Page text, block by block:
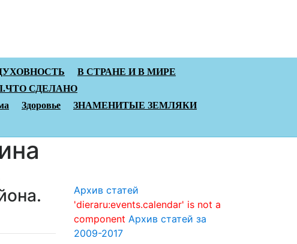
В СТРАНЕ И В МИРЕ
СДЕЛАНО
Здоровье
ЗНАМЕНИТЫЕ ЗЕМЛЯКИ
Архив статей
'dieraru:events.calendar' is not a
component Архив статей за
2009-2017